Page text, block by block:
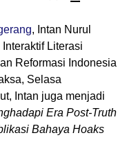
, Intan Nurul
Literasi
Reformasi Indonesia
Selasa
Intan juga menjadi
Era Post-Truth
Bahaya Hoaks